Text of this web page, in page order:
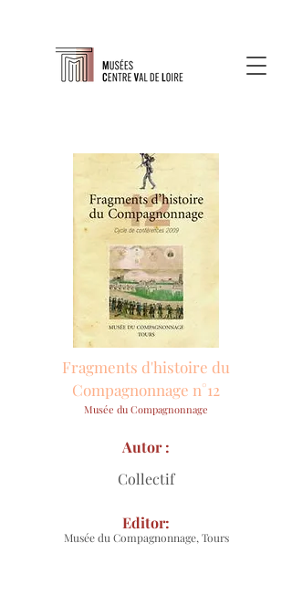
Fragments d'histoire du
Compagnonnage n°12
Musée du Compagnonnage
Collectif
Autor :
Musée du Compagnonnage, Tours
Editor: